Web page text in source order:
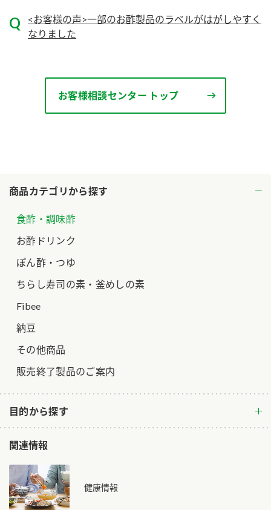
検索
商品カテゴリから探す
食酢・調味酢
お酢ドリンク
ぽん酢・つゆ
ちらし寿司の素・釜めしの素
Fibee
納豆
その他商品
販売終了製品のご案内
目的から探す
関連情報
健康情報
<お客様の声>一部のお酢製品のラベルがはがしやすく
なりました
お客様相談センター トップ